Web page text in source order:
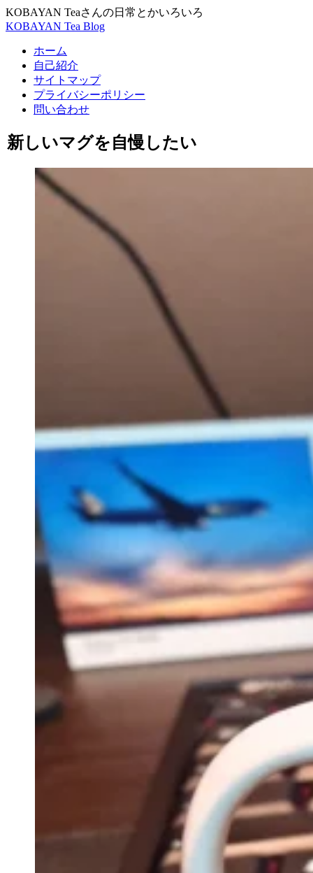
KOBAYAN Teaさんの日常とかいろいろ
KOBAYAN Tea Blog
ホーム
自己紹介
サイトマップ
プライバシーポリシー
問い合わせ
新しいマグを自慢したい